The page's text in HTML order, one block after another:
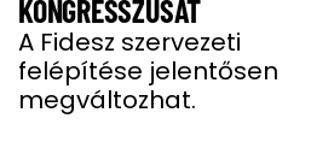
KONGRESSZUSÁT
A Fidesz szervezeti
felépítése jelentősen
megváltozhat.